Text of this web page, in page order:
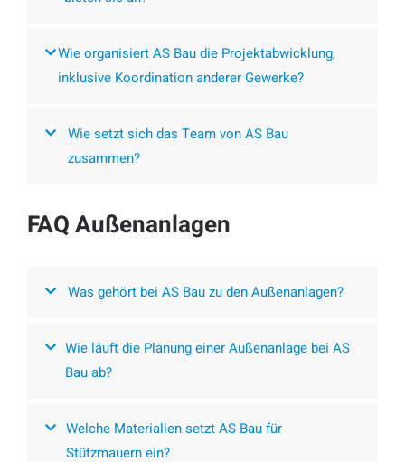
Wie organisiert AS Bau die Projektabwicklung,
inklusive Koordination anderer Gewerke?
Wie setzt sich das Team von AS Bau
zusammen?
FAQ Außenanlagen
Was gehört bei AS Bau zu den Außenanlagen?
Wie läuft die Planung einer Außenanlage bei AS
Bau ab?
Welche Materialien setzt AS Bau für
Stützmauern ein?